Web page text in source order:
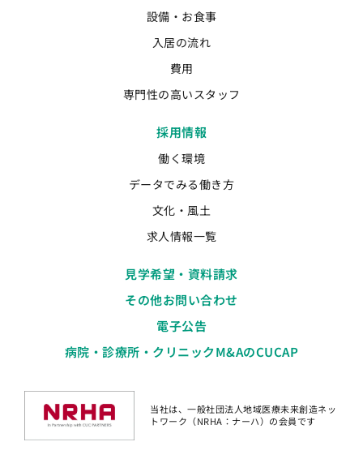
設備・お食事
入居の流れ
費用
専門性の高いスタッフ
採用情報
働く環境
データでみる働き方
文化・風土
求人情報一覧
見学希望・資料請求
その他お問い合わせ
電子公告
病院・診療所・クリニックM&AのCUCAP
当社は、一般社団法人地域医療未来創造ネッ
トワーク（NRHA：ナーハ）の会員です